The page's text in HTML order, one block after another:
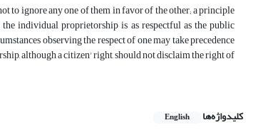
to ignore any one of them in favor of the other; a principle
individual proprietorship is as respectful as the public
observing the respect of one may take precedence
although a citizen' right, should not disclaim the right of
کلیدواژه‌ها English